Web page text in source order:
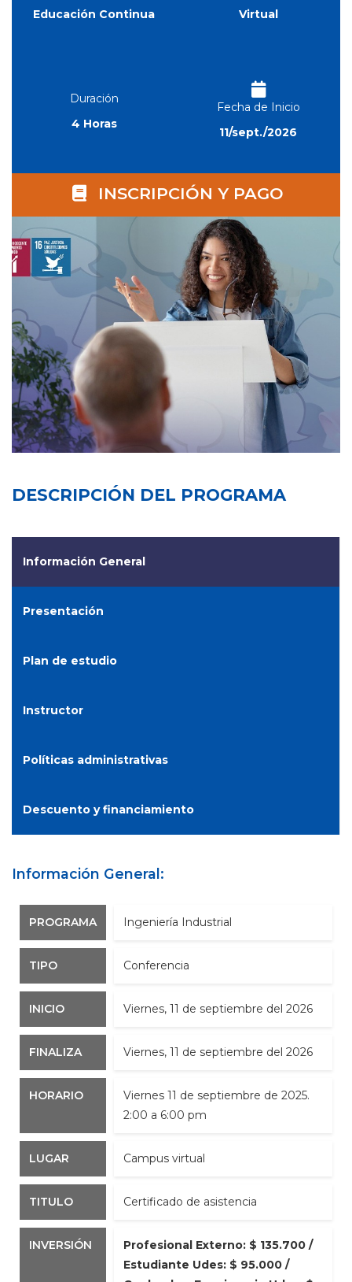
Educación Continua
Virtual
Duración
4 Horas
Fecha de Inicio
11/sept./2026
INSCRIPCIÓN Y PAGO
DESCRIPCIÓN DEL PROGRAMA
Información General
Presentación
Plan de estudio
Instructor
Políticas administrativas
Descuento y financiamiento
Información General:
PROGRAMA Ingeniería Industrial
TIPO Conferencia
INICIO viernes, 11 de septiembre del 2026
FINALIZA viernes, 11 de septiembre del 2026
HORARIO
Viernes 11 de septiembre de 2025.
2:00 a 6:00 pm
LUGAR Campus virtual
TITULO Certificado de asistencia
INVERSIÓN
Profesional Externo: $ 135.700 /
Estudiante Udes: $ 95.000 /